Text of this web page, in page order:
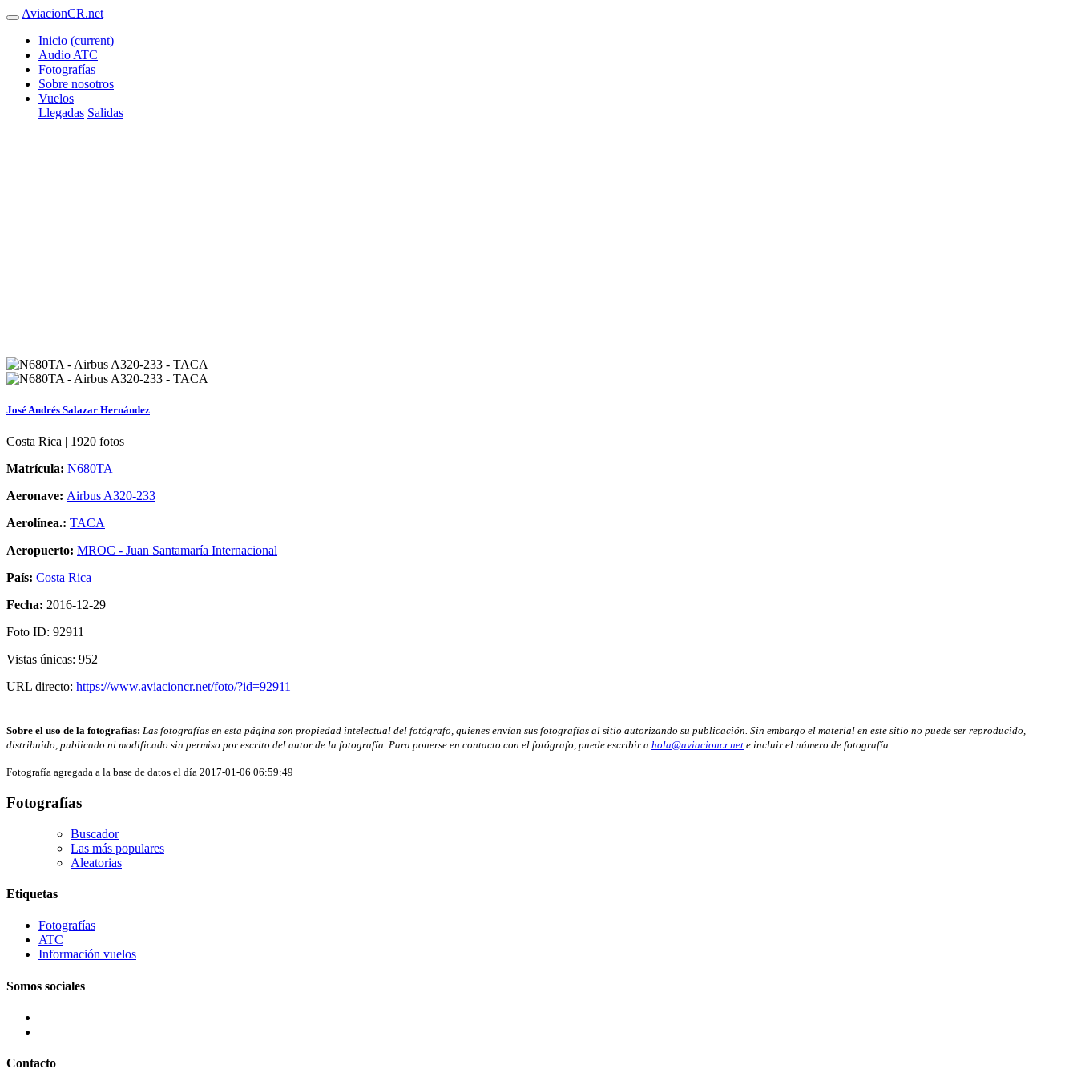
AviacionCR.net
Inicio (current)
Audio ATC
Fotografías
Sobre nosotros
Vuelos
Llegadas Salidas
José Andrés Salazar Hernández
Costa Rica | 1920 fotos
Matrícula: N680TA
Aeronave: Airbus A320-233
Aerolínea.: TACA
Aeropuerto: MROC - Juan Santamaría Internacional
País: Costa Rica
Fecha: 2016-12-29
Foto ID: 92911
Vistas únicas: 952
URL directo: https://www.aviacioncr.net/foto/?id=92911
Sobre el uso de la fotografías: Las fotografías en esta página son propiedad intelectual del fotógrafo, quienes envían sus fotografías al sitio autorizando su publicación. Sin embargo el material en este sitio no puede ser reproducido,
distribuido, publicado ni modificado sin permiso por escrito del autor de la fotografía. Para ponerse en contacto con el fotógrafo, puede escribir a hola@aviacioncr.net e incluir el número de fotografía.
Fotografía agregada a la base de datos el día 2017-01-06 06:59:49
Fotografías
Buscador
Las más populares
Aleatorias
Etiquetas
Fotografías
ATC
Información vuelos
Somos sociales
Contacto